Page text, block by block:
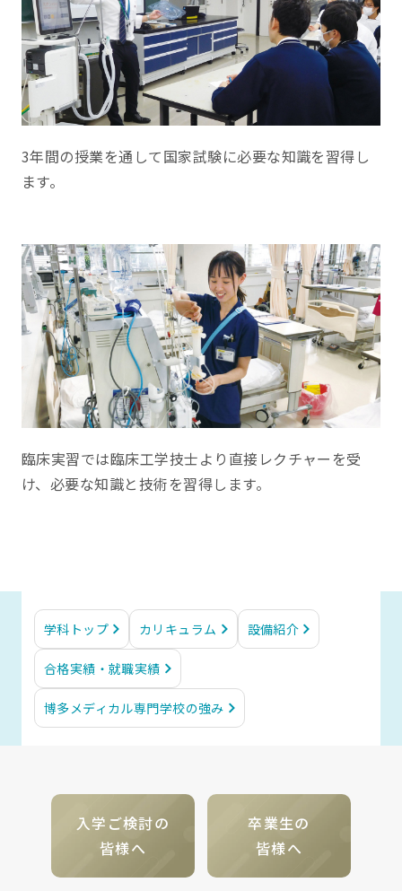
3年間の授業を通して国家試験に必要な知識を習得し
ます。
臨床実習では臨床工学技士より直接レクチャーを受
け、必要な知識と技術を習得します。
学科トップ カリキュラム 設備紹介
合格実績・就職実績
博多メディカル専門学校の強み
入学ご検討の
皆様へ
卒業生の
皆様へ